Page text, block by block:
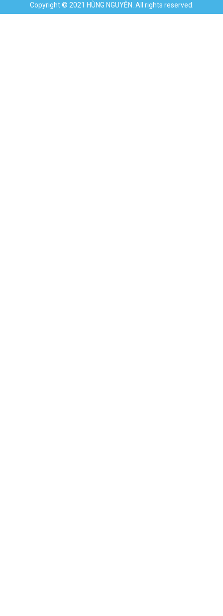
Copyright © 2021 HÙNG NGUYÊN. All rights reserved.